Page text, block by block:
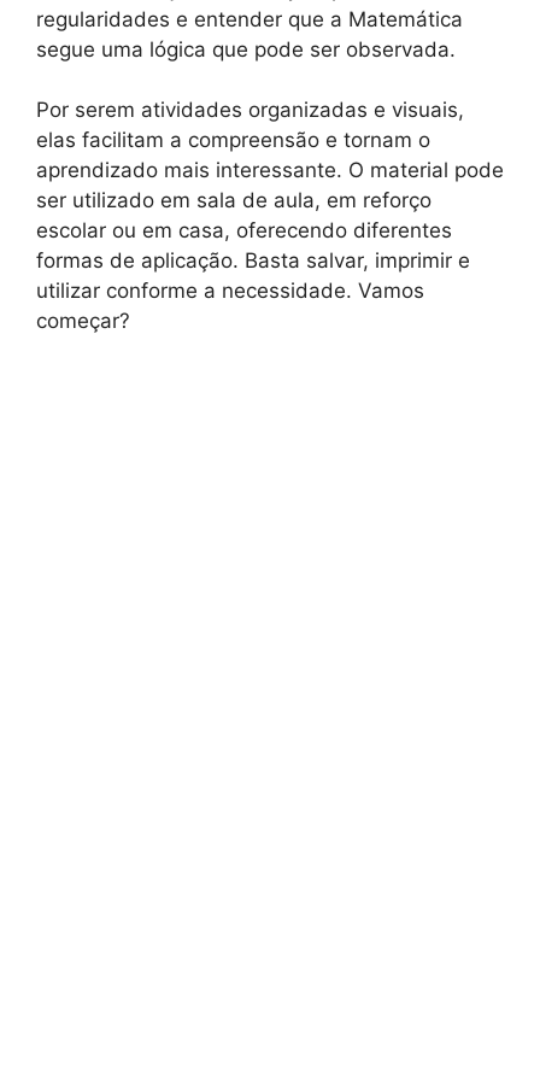
regularidades e entender que a Matemática
segue uma lógica que pode ser observada.
Por serem atividades organizadas e visuais,
elas facilitam a compreensão e tornam o
aprendizado mais interessante. O material pode
ser utilizado em sala de aula, em reforço
escolar ou em casa, oferecendo diferentes
formas de aplicação. Basta salvar, imprimir e
utilizar conforme a necessidade. Vamos
começar?